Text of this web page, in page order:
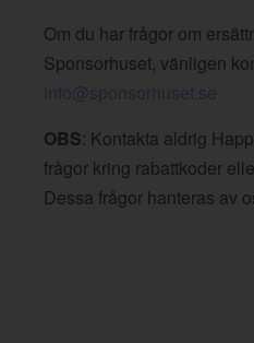
Om du har frågor om
Sponsorhuset, vänligen
info@sponsorhuset.se
OBS: Kontakta aldrig
frågor kring rabattkoder
Dessa frågor hanteras av